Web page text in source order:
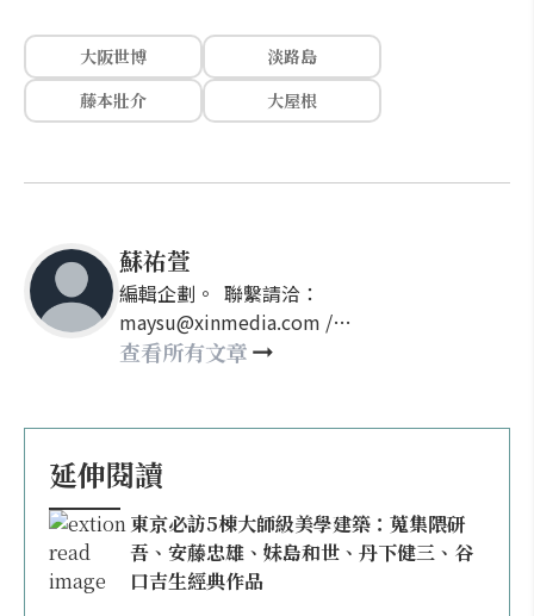
大阪世博
淡路島
藤本壯介
大屋根
蘇祐萱
編輯企劃。 聯繫請洽：
maysu@xinmedia.com /
may860527@gmail.com
查看所有文章
延伸閱讀
東京必訪5棟大師級美學建築：蒐集隈研
吾、安藤忠雄、妹島和世、丹下健三、谷
口吉生經典作品